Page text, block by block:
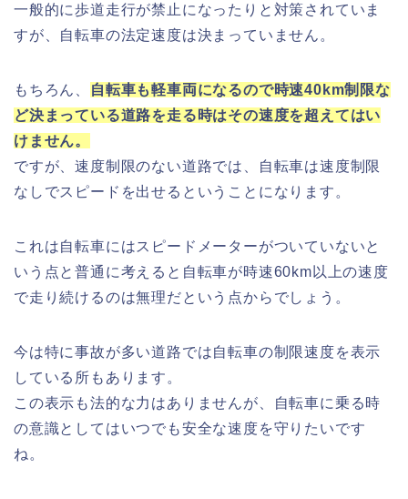
一般的に歩道走行が禁止になったりと対策されていま
すが、自転車の法定速度は決まっていません。
もちろん、
自転車も軽車両になるので時速40km制限な
ど決まっている道路を走る時はその速度を超えてはい
けません。
ですが、速度制限のない道路では、自転車は速度制限
なしでスピードを出せるということになります。
これは自転車にはスピードメーターがついていないと
いう点と普通に考えると自転車が時速60km以上の速度
で走り続けるのは無理だという点からでしょう。
今は特に事故が多い道路では自転車の制限速度を表示
している所もあります。
この表示も法的な力はありませんが、自転車に乗る時
の意識としてはいつでも安全な速度を守りたいです
ね。